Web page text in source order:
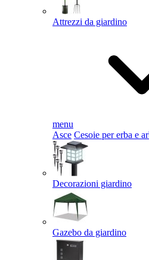
Attrezzi da giardino
menu
Asce Cesoie per erba e
Decorazioni giardino
Gazebo da giardino